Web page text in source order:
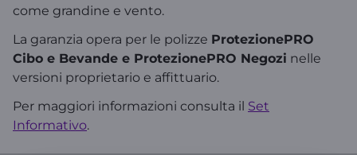
come grandine e vento.
La garanzia opera per le polizze ProtezionePRO
Cibo e Bevande e ProtezionePRO Negozi nelle
versioni proprietario e affittuario.
Per maggiori informazioni consulta il Set
Informativo.